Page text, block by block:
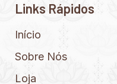
Links Rápidos
Início
Sobre Nós
Loja